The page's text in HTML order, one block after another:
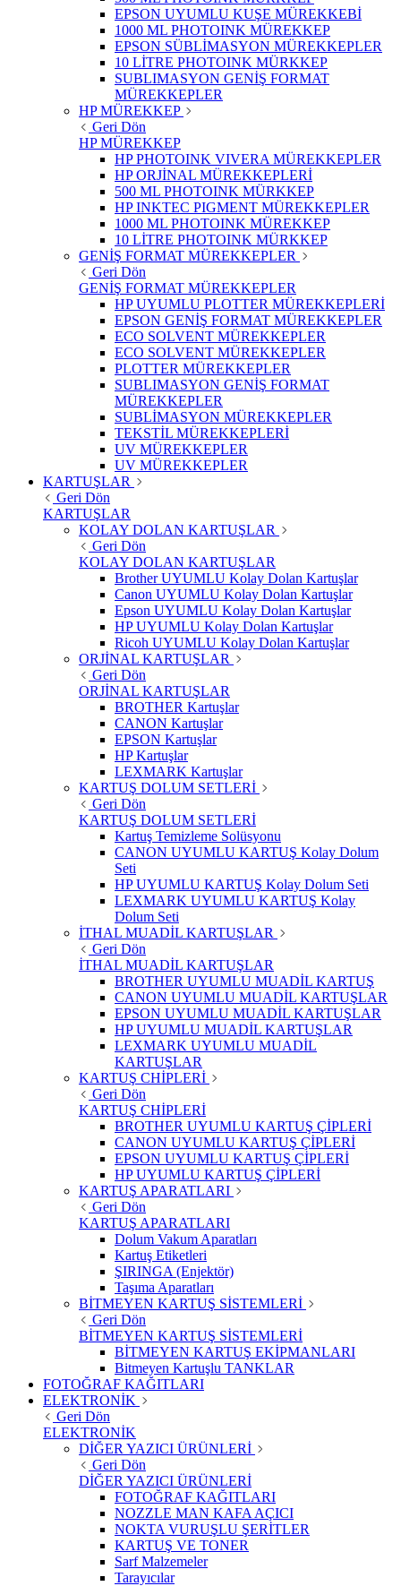
EPSON UYUMLU KUŞE MÜREKKEBİ
1000 ML PHOTOINK MÜREKKEP
EPSON SÜBLİMASYON MÜREKKEPLER
10 LİTRE PHOTOINK MÜRKKEP
SUBLIMASYON GENİŞ FORMAT
MÜREKKEPLER
HP MÜREKKEP
Geri Dön
HP MÜREKKEP
HP PHOTOINK VIVERA MÜREKKEPLER
HP ORJİNAL MÜREKKEPLERİ
500 ML PHOTOINK MÜRKKEP
HP INKTEC PIGMENT MÜREKKEPLER
1000 ML PHOTOINK MÜREKKEP
10 LİTRE PHOTOINK MÜRKKEP
GENİŞ FORMAT MÜREKKEPLER
Geri Dön
GENİŞ FORMAT MÜREKKEPLER
HP UYUMLU PLOTTER MÜREKKEPLERİ
EPSON GENİŞ FORMAT MÜREKKEPLER
ECO SOLVENT MÜREKKEPLER
ECO SOLVENT MÜREKKEPLER
PLOTTER MÜREKKEPLER
SUBLIMASYON GENİŞ FORMAT
MÜREKKEPLER
SUBLİMASYON MÜREKKEPLER
TEKSTİL MÜREKKEPLERİ
UV MÜREKKEPLER
UV MÜREKKEPLER
KARTUŞLAR
Geri Dön
KARTUŞLAR
KOLAY DOLAN KARTUŞLAR
Geri Dön
KOLAY DOLAN KARTUŞLAR
Brother UYUMLU Kolay Dolan Kartuşlar
Canon UYUMLU Kolay Dolan Kartuşlar
Epson UYUMLU Kolay Dolan Kartuşlar
HP UYUMLU Kolay Dolan Kartuşlar
Ricoh UYUMLU Kolay Dolan Kartuşlar
ORJİNAL KARTUŞLAR
Geri Dön
ORJİNAL KARTUŞLAR
BROTHER Kartuşlar
CANON Kartuşlar
EPSON Kartuşlar
HP Kartuşlar
LEXMARK Kartuşlar
KARTUŞ DOLUM SETLERİ
Geri Dön
KARTUŞ DOLUM SETLERİ
Kartuş Temizleme Solüsyonu
CANON UYUMLU KARTUŞ Kolay Dolum
Seti
HP UYUMLU KARTUŞ Kolay Dolum Seti
LEXMARK UYUMLU KARTUŞ Kolay
Dolum Seti
İTHAL MUADİL KARTUŞLAR
Geri Dön
İTHAL MUADİL KARTUŞLAR
BROTHER UYUMLU MUADİL KARTUŞ
CANON UYUMLU MUADİL KARTUŞLAR
EPSON UYUMLU MUADİL KARTUŞLAR
HP UYUMLU MUADİL KARTUŞLAR
LEXMARK UYUMLU MUADİL
KARTUŞLAR
KARTUŞ CHİPLERİ
Geri Dön
KARTUŞ CHİPLERİ
BROTHER UYUMLU KARTUŞ ÇİPLERİ
CANON UYUMLU KARTUŞ ÇİPLERİ
EPSON UYUMLU KARTUŞ ÇİPLERİ
HP UYUMLU KARTUŞ ÇİPLERİ
KARTUŞ APARATLARI
Geri Dön
KARTUŞ APARATLARI
Dolum Vakum Aparatları
Kartuş Etiketleri
ŞIRINGA (Enjektör)
Taşıma Aparatları
BİTMEYEN KARTUŞ SİSTEMLERİ
Geri Dön
BİTMEYEN KARTUŞ SİSTEMLERİ
BİTMEYEN KARTUŞ EKİPMANLARI
Bitmeyen Kartuşlu TANKLAR
FOTOĞRAF KAĞITLARI
ELEKTRONİK
Geri Dön
ELEKTRONİK
DİĞER YAZICI ÜRÜNLERİ
Geri Dön
DİĞER YAZICI ÜRÜNLERİ
FOTOĞRAF KAĞITLARI
NOZZLE MAN KAFA AÇICI
NOKTA VURUŞLU ŞERİTLER
KARTUŞ VE TONER
Sarf Malzemeler
Tarayıcılar